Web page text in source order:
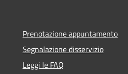
Prenotazione appuntamento
Segnalazione disservizio
Leggi le FAQ